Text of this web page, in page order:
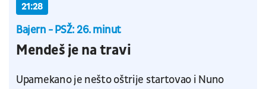
21:28
Bajern - PSŽ: 26. minut
Mendeš je na travi
Upamekano je nešto oštrije startovao i Nuno